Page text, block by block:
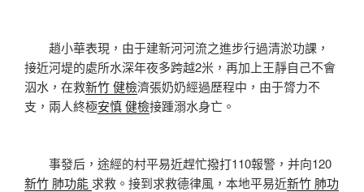
趙小華表現，由于建新河河流之進步行過清淤功課，
接近河堤的處所水深年夜多跨越2米，再加上王靜自己不會
泅水，在救新竹 健檢濟張奶奶經過歷程中，由于膂力不
支，兩人終極安慎 健檢接踵溺水身亡。
事發后，途經的村平易近趕忙撥打110報警，并向120
新竹 肺功能 求救。接到求救德律風，本地平易近新竹 肺功